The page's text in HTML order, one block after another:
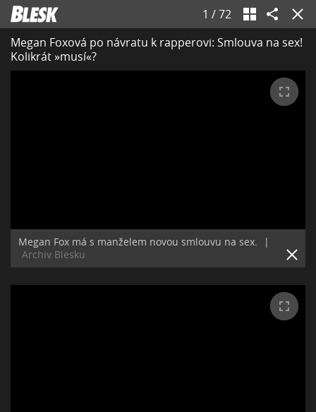
1 /72
Megan Foxová po návratu k rapperovi: Smlouva na sex!
Kolikrát »musí«?
Megan Fox má s manželem novou smlouvu na sex.
|
Archiv Blesku